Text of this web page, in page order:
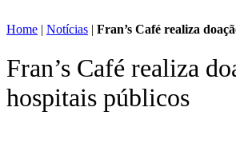
Home | Notícias | Fran’s Café realiza
Fran’s Café realiza
hospitais públicos